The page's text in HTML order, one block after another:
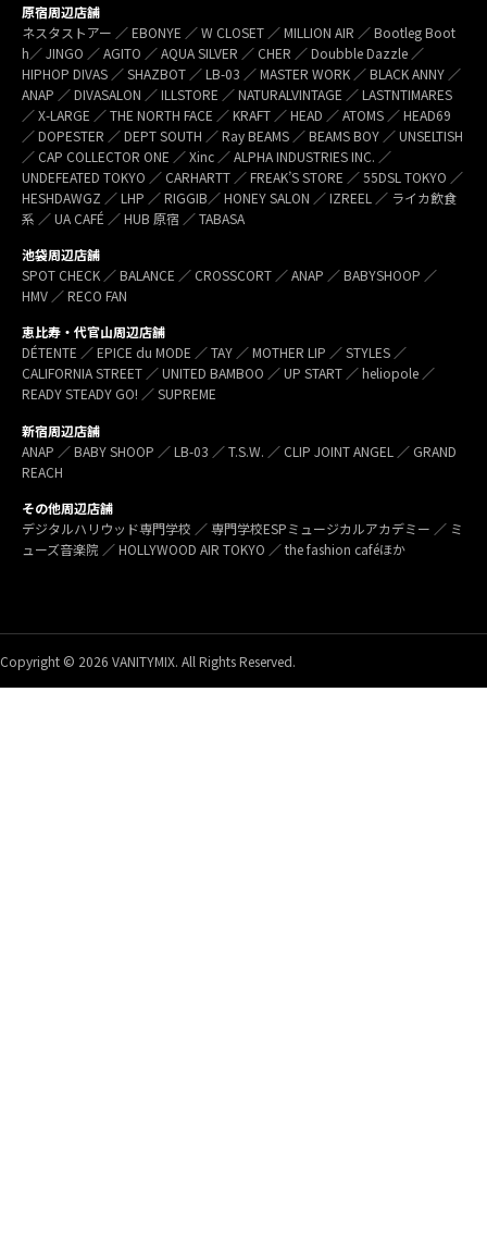
原宿周辺店舗
ネスタストアー ／ EBONYE ／ W CLOSET ／ MILLION AIR ／ Bootleg Boot
h／ JINGO ／ AGITO ／ AQUA SILVER ／ CHER ／ Doubble Dazzle ／
HIPHOP DIVAS ／ SHAZBOT ／ LB-03 ／ MASTER WORK ／ BLACK ANNY ／
ANAP ／ DIVASALON ／ ILLSTORE ／ NATURALVINTAGE ／ LASTNTIMARES
／ X-LARGE ／ THE NORTH FACE ／ KRAFT ／ HEAD ／ ATOMS ／ HEAD69
／ DOPESTER ／ DEPT SOUTH ／ Ray BEAMS ／ BEAMS BOY ／ UNSELTISH
／ CAP COLLECTOR ONE ／ Xinc ／ ALPHA INDUSTRIES INC. ／
UNDEFEATED TOKYO ／ CARHARTT ／ FREAK’S STORE ／ 55DSL TOKYO ／
HESHDAWGZ ／ LHP ／ RIGGIB／ HONEY SALON ／ IZREEL ／ ライカ飲食
系 ／ UA CAFÉ ／ HUB 原宿 ／ TABASA
池袋周辺店舗
SPOT CHECK ／ BALANCE ／ CROSSCORT ／ ANAP ／ BABYSHOOP ／
HMV ／ RECO FAN
恵比寿・代官山周辺店舗
DÉTENTE ／ EPICE du MODE ／ TAY ／ MOTHER LIP ／ STYLES ／
CALIFORNIA STREET ／ UNITED BAMBOO ／ UP START ／ heliopole ／
READY STEADY GO! ／ SUPREME
新宿周辺店舗
ANAP ／ BABY SHOOP ／ LB-03 ／ T.S.W. ／ CLIP JOINT ANGEL ／ GRAND
REACH
その他周辺店舗
デジタルハリウッド専門学校 ／ 専門学校ESPミュージカルアカデミー ／ ミ
ューズ音楽院 ／ HOLLYWOOD AIR TOKYO ／ the fashion caféほか
Copyright © 2026 VANITYMIX. All Rights Reserved.